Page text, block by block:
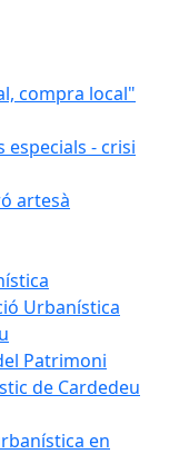
compra local"
especials - crisi
artesà
Urbanística
Patrimoni
de Cardedeu
en